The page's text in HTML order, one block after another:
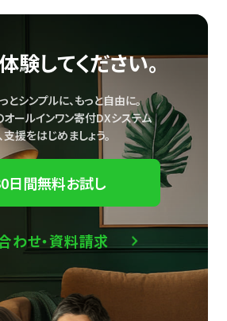
験してください。
とシンプルに、もっと自由に。
ールインワン寄付DXシステム
支援をはじめましょう。
日間無料お試し
わせ・資料請求